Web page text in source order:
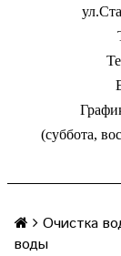
(суббота,
Очистка
воды